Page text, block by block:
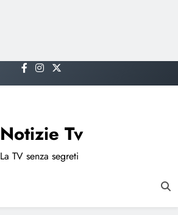
Notizie Tv
La TV senza segreti